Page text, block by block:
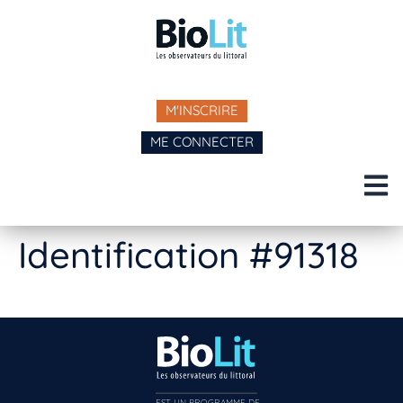
M'INSCRIRE
ME CONNECTER
Identification #91318